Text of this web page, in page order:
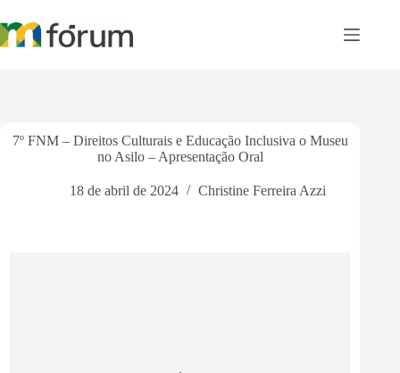
para
o
7º FNM – Direitos Culturais e Educação Inclusiva o Museu
no Asilo – Apresentação Oral
18 de abril de 2024 Christine Ferreira Azzi